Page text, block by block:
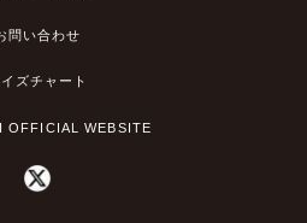
問い合わせ
ズチャート
OFFICIAL WEBSITE